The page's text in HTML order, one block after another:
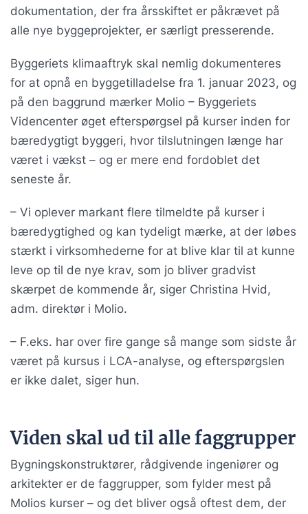
dokumentation, der fra årsskiftet er påkrævet på
alle nye byggeprojekter, er særligt presserende.
Byggeriets klimaaftryk skal nemlig dokumenteres
for at opnå en byggetilladelse fra 1. januar 2023, og
på den baggrund mærker Molio – Byggeriets
Videncenter øget efterspørgsel på kurser inden for
bæredygtigt byggeri, hvor tilslutningen længe har
været i vækst – og er mere end fordoblet det
seneste år.
– Vi oplever markant flere tilmeldte på kurser i
bæredygtighed og kan tydeligt mærke, at der løbes
stærkt i virksomhederne for at blive klar til at kunne
leve op til de nye krav, som jo bliver gradvist
skærpet de kommende år, siger Christina Hvid,
adm. direktør i Molio.
– F.eks. har over fire gange så mange som sidste år
været på kursus i LCA-analyse, og efterspørgslen
er ikke dalet, siger hun.
Viden skal ud til alle faggrupper
Bygningskonstruktører, rådgivende ingeniører og
arkitekter er de faggrupper, som fylder mest på
Molios kurser – og det bliver også oftest dem, der